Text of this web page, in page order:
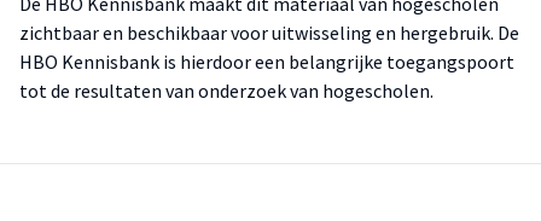
zichtbaar en beschikbaar voor uitwisseling en hergebruik. De
HBO Kennisbank is hierdoor een belangrijke toegangspoort
tot de resultaten van onderzoek van hogescholen.